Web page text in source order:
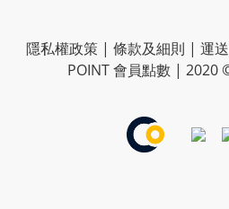
隱私權政策 | 條款及細則 | 運
POINT 會員點數 | 2020